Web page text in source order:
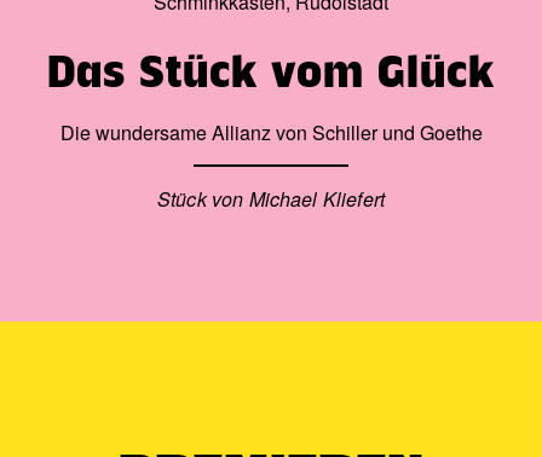
Das Stück vom Glück
Die wundersame Allianz von Schiller und Goethe
Stück von Michael Kliefert